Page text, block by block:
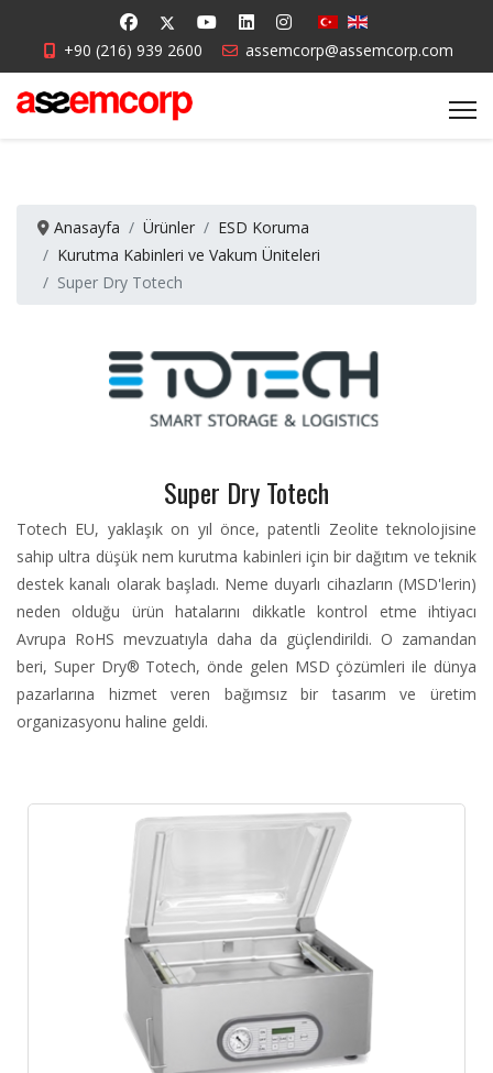
+90 (216) 939 2600 assemcorp@assemcorp.com
Anasayfa Ürünler
ESD Koruma
Kurutma Kabinleri ve Vakum Üniteleri
Super Dry Totech
Super Dry Totech
Totech EU, yaklaşık on yıl önce, patentli Zeolite teknolojisine
sahip ultra düşük nem kurutma kabinleri için bir dağıtım ve teknik
destek kanalı olarak başladı. Neme duyarlı cihazların (MSD'lerin)
neden olduğu ürün hatalarını dikkatle kontrol etme ihtiyacı
Avrupa RoHS mevzuatıyla daha da güçlendirildi. O zamandan
beri, Super Dry® Totech, önde gelen MSD çözümleri ile dünya
pazarlarına hizmet veren bağımsız bir tasarım ve üretim
organizasyonu haline geldi.